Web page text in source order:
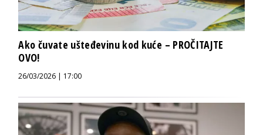
Ako čuvate ušteđevinu kod kuće – PROČITAJTE
OVO!
26/03/2026 | 17:00